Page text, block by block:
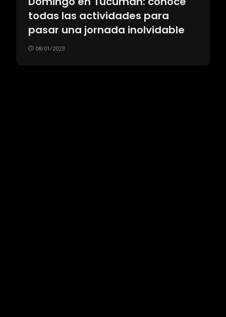
todas las actividades para
pasar una jornada inolvidable
08/01/2023